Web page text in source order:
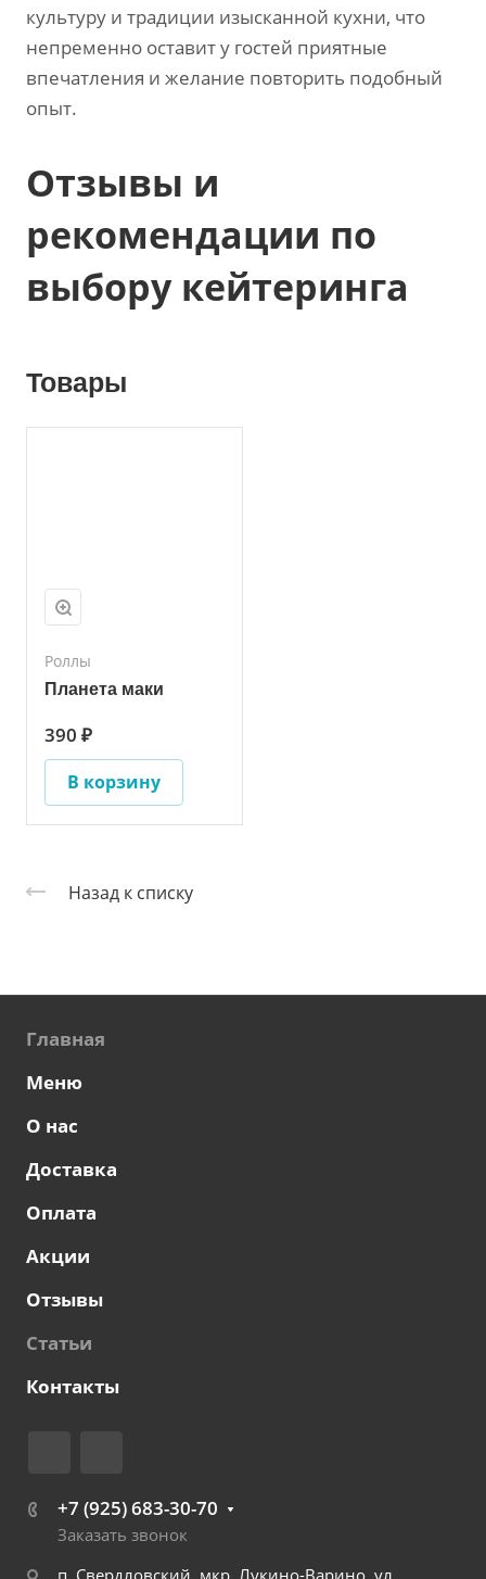
культуру и традиции изысканной кухни, что
непременно оставит у гостей приятные
впечатления и желание повторить подобный
опыт.
Отзывы и
рекомендации по
выбору кейтеринга
Товары
Роллы
Планета маки
390 ₽
В корзину
Назад к списку
Главная
Меню
О нас
Доставка
Оплата
Акции
Отзывы
Статьи
Контакты
+7 (925) 683-30-70
Заказать звонок